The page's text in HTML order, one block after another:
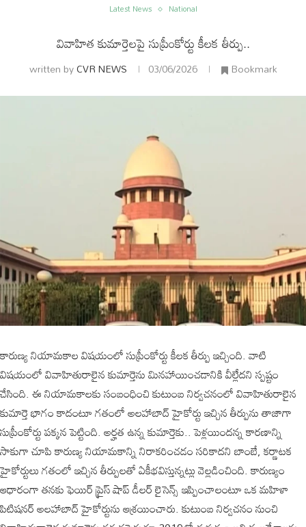
Latest News National
వివాహిత కుమార్తెలపై సుప్రీంకోర్టు కీలక తీర్పు..
written byCVR NEWS 03/06/2026 Bookmark
కారుణ్య నియామకాల విషయంలో సుప్రీంకోర్టు కీలక తీర్పు ఇచ్చింది. వాటి
విషయంలో వివాహితురాలైన కుమార్తెను మినహాయించడానికి వీల్లేదని స్పష్టం
చేసింది. ఈ నియామకాలకు సంబంధించి కుటుంబ నిర్వచనంలో వివాహితురాలైన
కుమార్తె భాగం కాదంటూ గతంలో అలహాబాద్ హైకోర్టు ఇచ్చిన తీర్పును తాజాగా
సుప్రీంకోర్టు పక్కన పెట్టింది. అర్హత ఉన్న కుమార్తెకు.. పెళ్లయిందన్న కారణాన్ని
సాకుగా చూపి కారుణ్య నియామకాన్ని నిరాకరించడం సరికాదని బాంబే, కర్ణాటక
హైకోర్టులు గతంలో ఇచ్చిన తీర్పులతో ఏకీభవిస్తున్నట్లు వెల్లడించింది. కారుణ్యం
ఆధారంగా తనకు ఫెయిర్ ప్రైస్‌ షాప్ డీలర్ లైసెన్స్ ఇప్పించాలంటూ ఒక మహిళా
పిటిషనర్ అలహాబాద్ హైకోర్టును ఆశ్రయించారు. కుటుంబ నిర్వచనం నుంచి